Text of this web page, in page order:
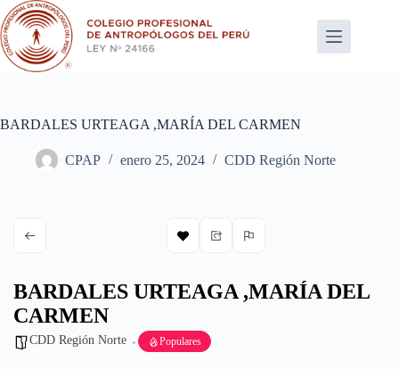
Saltar
al
contenido
BARDALES URTEAGA ,MARÍA DEL CARMEN
CPAP enero 25, 2024 CDD Región Norte
BARDALES URTEAGA ,MARÍA DEL
CARMEN
CDD Región Norte Populares